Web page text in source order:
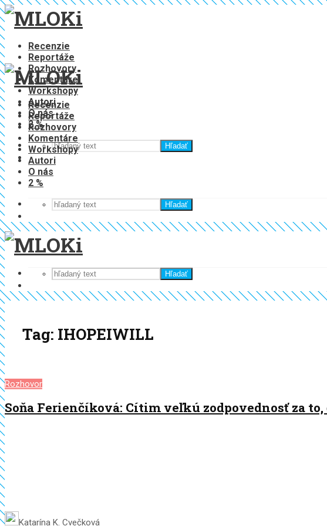
Recenzie
Reportáže
Rozhovory
Komentáre
Workshopy
Autori
O nás
2 %
Hľadať
Recenzie
Reportáže
Rozhovory
Komentáre
Workshopy
Autori
O nás
2 %
Hľadať
Hľadať
Tag: IHOPEIWILL
Rozhovor
Soňa Ferienčíková: Cítim veľkú zodpovednosť za
Katarína K. Cvečková